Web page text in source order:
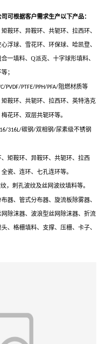
可根据客户需求生产以下产品：
鞍环、异鞍环、共轭环、拉西环、
浮球、雪花环、环保球、哈凯登、
一填料、Q派克、十字球形填料、
等；
PVDF/PTFE/PPH/PFA/ 阻燃材质等
鞍环、共轭环、拉西环、英特洛克
花环、双层共轭环等。
316L/碳钢/双相钢/尿素级不锈钢
矩鞍环、异鞍环、共轭环、拉西
瓷、连环、七孔连环等。
，刺孔波纹及丝网波纹填料等。
器、管式分布器、旋流板除雾器、
除沫器、波浪型丝网除沫器、折流
、格栅填料、支撑、压栅、卡子、